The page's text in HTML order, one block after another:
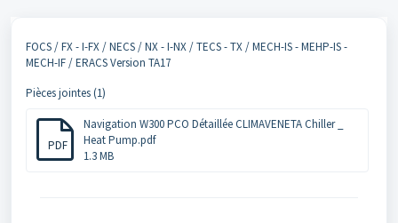
FOCS / FX - I-FX / NECS / NX - I-NX / TECS - TX / MECH-IS - MEHP-IS -
MECH-IF / ERACS Version TA17
Pièces jointes (1)
PDF
Navigation W300 PCO Détaillée CLIMAVENETA Chiller _
Heat Pump.pdf
1.3 MB